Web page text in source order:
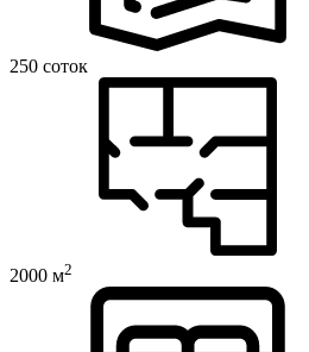
250 соток
2000 м2